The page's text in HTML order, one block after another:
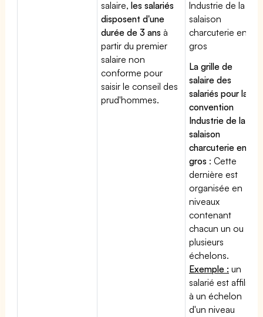
salaire,les salariés
disposent d'une
durée de 3 ans à
partir du premier
salaire non
conforme pour
saisir le conseil des
prud'hommes.
Industrie de la
salaison
charcuterie en
gros
La grille de
salaire des
salariés pour la
convention
Industrie de la
salaison
charcuterie en
gros : Cette
dernière est
organisée en
niveaux
contenant
chacun un ou
plusieurs
échelons.
Exemple : un
salarié est affilié
à un échelon
d'un niveau